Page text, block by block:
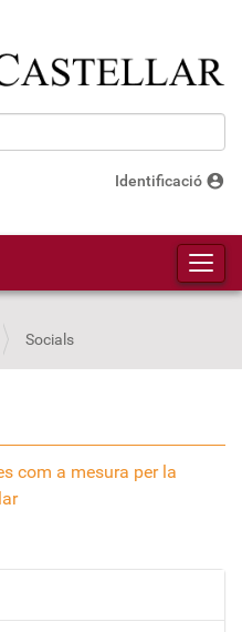
Identificació account_circle
Socials
com a mesura per la